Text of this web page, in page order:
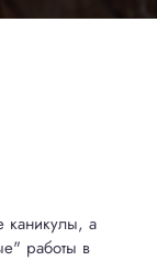
каникулы, а
работы в